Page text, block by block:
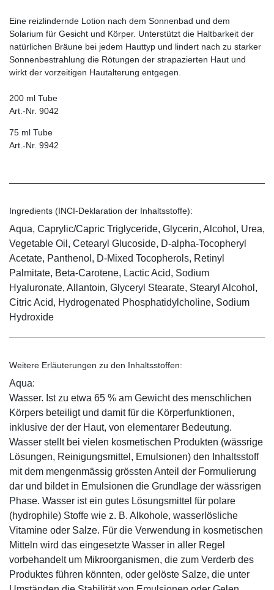
Eine reizlindernde Lotion nach dem Sonnenbad und dem
Solarium für Gesicht und Körper. Unterstützt die Haltbarkeit der
natürlichen Bräune bei jedem Hauttyp und lindert nach zu starker
Sonnenbestrahlung die Rötungen der strapazierten Haut und
wirkt der vorzeitigen Hautalterung entgegen.
200 ml Tube
Art.-Nr. 9042
75 ml Tube
Art.-Nr. 9942
Ingredients (INCI-Deklaration der Inhaltsstoffe):
Aqua, Caprylic/Capric Triglyceride, Glycerin, Alcohol, Urea,
Vegetable Oil, Cetearyl Glucoside, D-alpha-Tocopheryl
Acetate, Panthenol, D-Mixed Tocopherols, Retinyl
Palmitate, Beta-Carotene, Lactic Acid, Sodium
Hyaluronate, Allantoin, Glyceryl Stearate, Stearyl Alcohol,
Citric Acid, Hydrogenated Phosphatidylcholine, Sodium
Hydroxide
Weitere Erläuterungen zu den Inhaltsstoffen:
Aqua:
Wasser. Ist zu etwa 65 % am Gewicht des menschlichen
Körpers beteiligt und damit für die Körperfunktionen,
inklusive der der Haut, von elementarer Bedeutung.
Wasser stellt bei vielen kosmetischen Produkten (wässrige
Lösungen, Reinigungsmittel, Emulsionen) den Inhaltsstoff
mit dem mengenmässig grössten Anteil der Formulierung
dar und bildet in Emulsionen die Grundlage der wässrigen
Phase. Wasser ist ein gutes Lösungsmittel für polare
(hydrophile) Stoffe wie z. B. Alkohole, wasserlösliche
Vitamine oder Salze. Für die Verwendung in kosmetischen
Mitteln wird das eingesetzte Wasser in aller Regel
vorbehandelt um Mikroorganismen, die zum Verderb des
Produktes führen könnten, oder gelöste Salze, die unter